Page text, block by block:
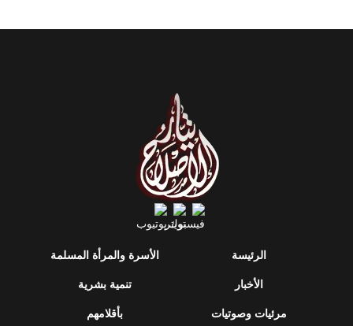
الرئيسة
الأخبار
مرئيات وصوتيات
الأسرة والمرأة المسلمة
تنمية بشرية
بأقلامهم